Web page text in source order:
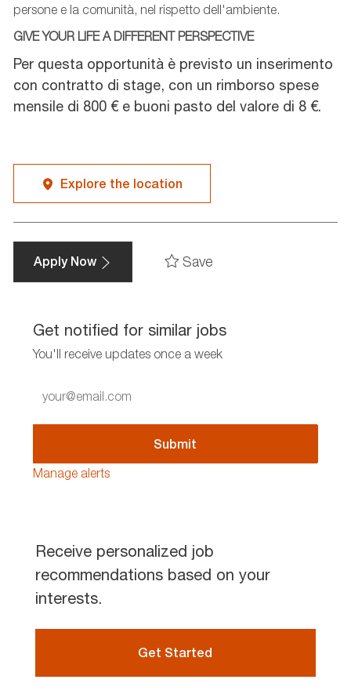
persone e la comunità, nel rispetto dell'ambiente.
GIVE YOUR LIFE A DIFFERENT PERSPECTIVE
Per questa opportunità è previsto un inserimento
con contratto di stage, con un rimborso spese
mensile di 800 € e buoni pasto del valore di 8 €.
Explore the location
Apply Now Save
Get notified for similar jobs
You'll receive updates once a week
Email
address
Submit
Manage alerts
Receive personalized job
recommendations based on your
interests.
Get Started